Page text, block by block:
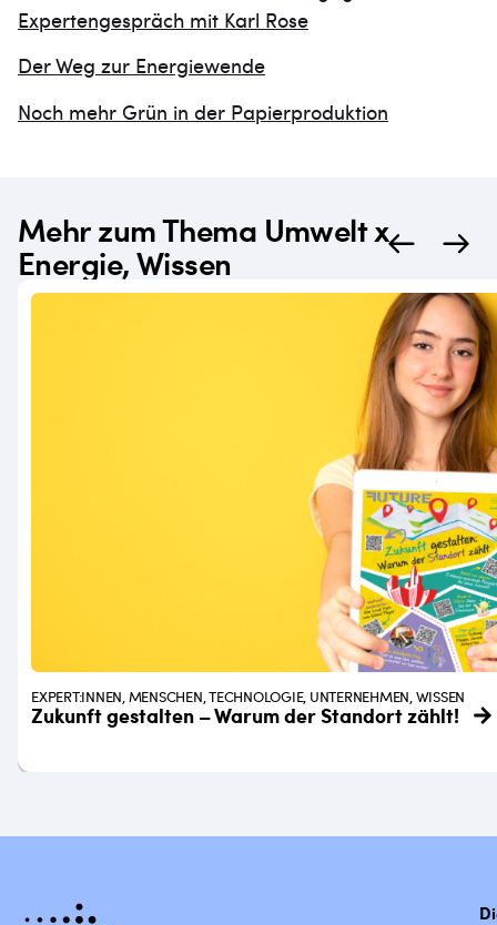
Expertengespräch mit Karl Rose
Der Weg zur Energiewende
Noch mehr Grün in der Papierproduktion
Mehr zum Thema Umwelt x
Energie, Wissen
EXPERT:INNEN, MENSCHEN, TECHNOLOGIE, UNTERNEHMEN, WISSEN
Zukunft gestalten – Warum der Standort zählt!